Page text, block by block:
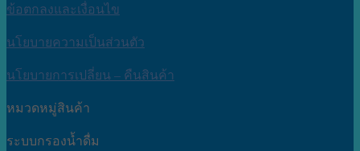
ข้อตกลงและเงื่อนไข
นโยบายความเป็นส่วนตัว
นโยบายการเปลี่ยน – คืนสินค้า
หมวดหมู่สินค้า
ระบบกรองน้ำดื่ม